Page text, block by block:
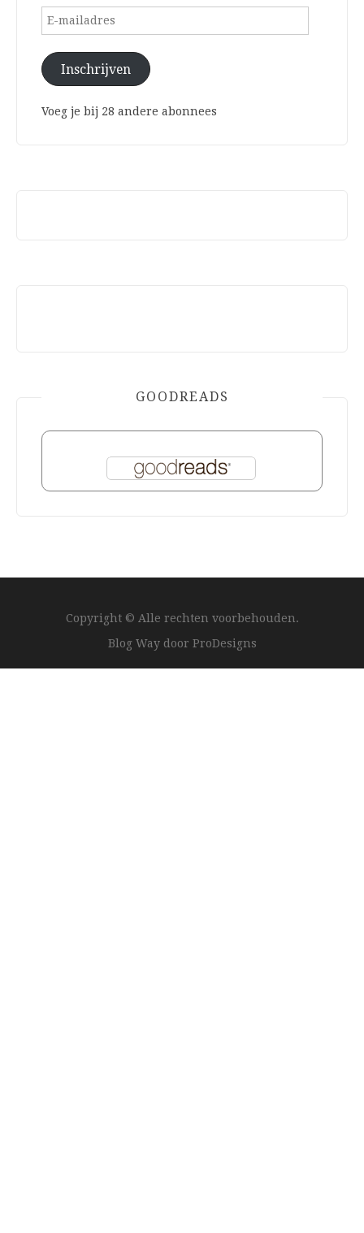
E-
Inschrijven
Voeg je bij 28 andere abonnees
GOODREADS
Copyright © Alle rechten voorbehouden.
Blog Way door ProDesigns